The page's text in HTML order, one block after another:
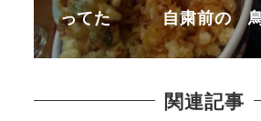
ってた 自粛前の
関連記事